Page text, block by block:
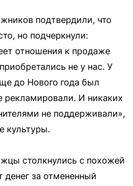
подтвердили, что
но подчеркнули:
отношения к продаже
не у нас. У
до Нового года был
рекламировали. И никаких
не поддерживали»,
культуры.
столкнулись с похожей
денег за отмененный